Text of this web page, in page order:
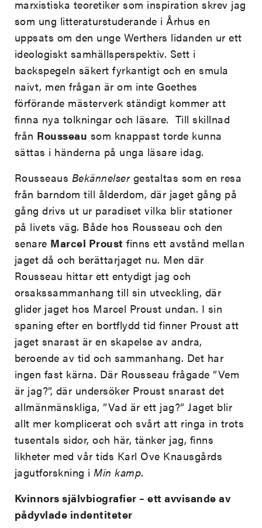
marxistiska teoretiker som inspiration skrev jag
som ung litteraturstuderande i Århus en
uppsats om den unge Werthers lidanden ur ett
ideologiskt samhällsperspektiv. Sett i
backspegeln säkert fyrkantigt och en smula
naivt, men frågan är om inte Goethes
förförande mästerverk ständigt kommer att
finna nya tolkningar och läsare. Till skillnad
från Rousseau som knappast torde kunna
sättas i händerna på unga läsare idag.
Rousseaus Bekännelsergestaltas som en resa
från barndom till ålderdom, där jaget gång på
gång drivs ut ur paradiset vilka blir stationer
på livets väg. Både hos Rousseau och den
senare Marcel Proust finns ett avstånd mellan
jaget då och berättarjaget nu. Men där
Rousseau hittar ett entydigt jag och
orsakssammanhang till sin utveckling, där
glider jaget hos Marcel Proust undan. I sin
spaning efter en bortflydd tid finner Proust att
jaget snarast är en skapelse av andra,
beroende av tid och sammanhang. Det har
ingen fast kärna. Där Rousseau frågade ”Vem
är jag?”, där undersöker Proust snarast det
allmänmänskliga, ”Vad är ett jag?” Jaget blir
allt mer komplicerat och svårt att ringa in trots
tusentals sidor, och här, tänker jag, finns
likheter med vår tids Karl Ove Knausgårds
jagutforskning iMin kamp.
Kvinnors självbiografier – ett avvisande av
pådyvlade indentiteter